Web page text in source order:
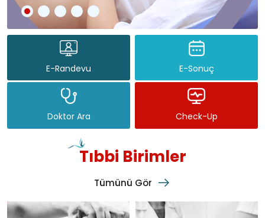
E-Randevu E-Sonuç
Doktor Ara Check-Up
Tıbbi Birimler
Tümünü Gör